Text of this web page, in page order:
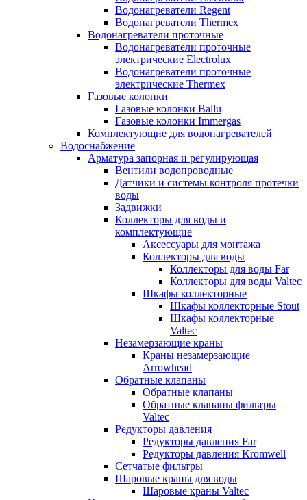
Водонагреватели Regent
Водонагреватели Thermex
Водонагреватели проточные
Водонагреватели проточные
электрические Electrolux
Водонагреватели проточные
электрические Thermex
Газовые колонки
Газовые колонки Ballu
Газовые колонки Immergas
Комплектующие для водонагревателей
Водоснабжение
Арматура запорная и регулирующая
Вентили водопроводные
Датчики и системы контроля протечки
воды
Задвижки
Коллекторы для воды и
комплектующие
Аксессуары для монтажа
Коллекторы для воды
Коллекторы для воды Far
Коллекторы для воды Valtec
Шкафы коллекторные
Шкафы коллекторные Stout
Шкафы коллекторные
Valtec
Незамерзающие краны
Краны незамерзающие
Arrowhead
Обратные клапаны
Обратные клапаны
Обратные клапаны фильтры
Valtec
Редукторы давления
Редукторы давления Far
Редукторы давления Kromwell
Сетчатые фильтры
Шаровые краны для воды
Шаровые краны Valtec